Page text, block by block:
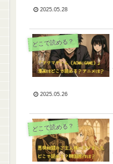
2025.05.28
どこで読める？
2025.05.26
どこで読める？